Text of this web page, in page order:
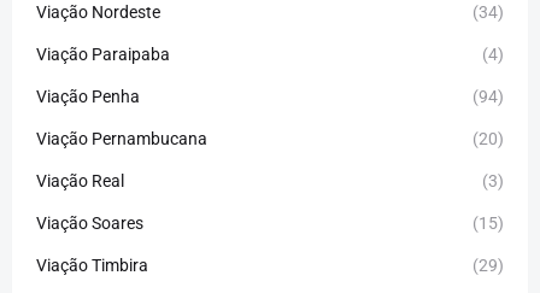
Viação Nordeste (34)
Viação Paraipaba (4)
Viação Penha (94)
Viação Pernambucana (20)
Viação Real (3)
Viação Soares (15)
Viação Timbira (29)